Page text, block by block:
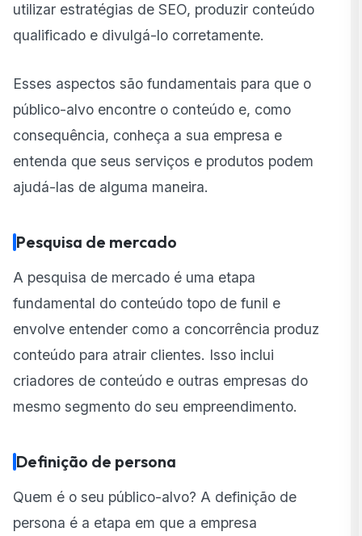
utilizar estratégias de SEO, produzir conteúdo
qualificado e divulgá-lo corretamente.
Esses aspectos são fundamentais para que o
público-alvo encontre o conteúdo e, como
consequência, conheça a sua empresa e
entenda que seus serviços e produtos podem
ajudá-las de alguma maneira.
Pesquisa de mercado
A pesquisa de mercado é uma etapa
fundamental do conteúdo topo de funil e
envolve entender como a concorrência produz
conteúdo para atrair clientes. Isso inclui
criadores de conteúdo e outras empresas do
mesmo segmento do seu empreendimento.
Definição de persona
Quem é o seu público-alvo? A definição de
persona é a etapa em que a empresa